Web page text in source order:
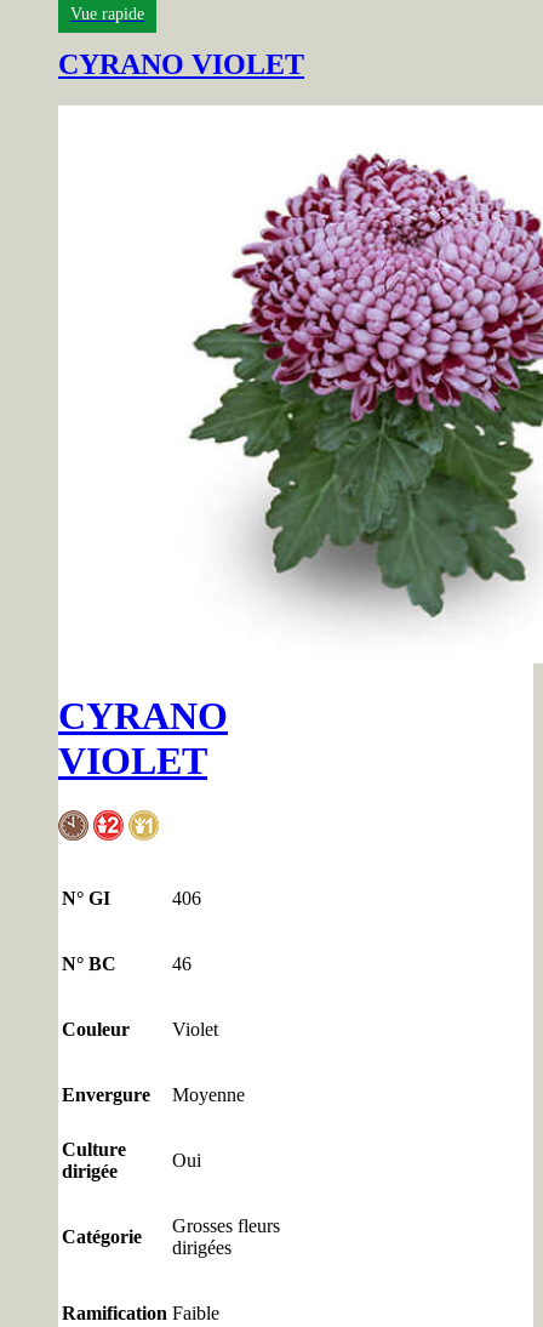
Vue rapide
CYRANO VIOLET
CYRANO
VIOLET
N° GI 406
N° BC 46
Couleur Violet
Envergure Moyenne
Culture
dirigée
Oui
Catégorie
Grosses fleurs
dirigées
Ramification Faible